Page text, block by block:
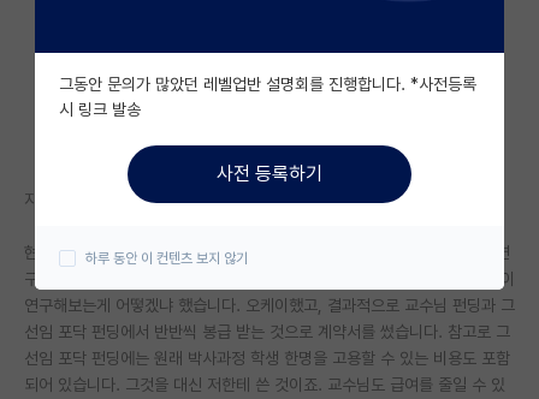
자유 게시판(아무개랩)
미국 유학 게시판
미국 대학원 합격 후기 게시판
대학원생 모집 게시판
연구실(PI) 홍보 게시판
석박사 채용 정보 게시판
임용 정보 게시판
지금 저는 포닥이고, 선임 포닥과 같이 일하고 있습니다.
현재 있는 연구실에 포닥으로 지원했을 시, 교수님께서 어떤 포닥이 자기 연
구실로 과제를 따서 오는데, 네가 관심 있는 주제와 그 과제가 비슷하니 같이
연구해보는게 어떻겠냐 했습니다. 오케이했고, 결과적으로 교수님 펀딩과 그
선임 포닥 펀딩에서 반반씩 봉급 받는 것으로 계약서를 썼습니다. 참고로 그
선임 포닥 펀딩에는 원래 박사과정 학생 한명을 고용할 수 있는 비용도 포함
되어 있습니다. 그것을 대신 저한테 쓴 것이죠. 교수님도 급여를 줄일 수 있
그동안 문의가 많았던 레벨업반 설명회를 진행합니다. *사전등록
시 링크 발송
사전 등록하기
하루 동안 이 컨텐츠 보지 않기